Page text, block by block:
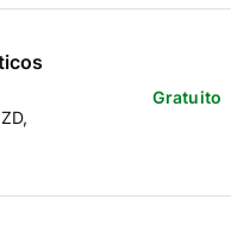
Gratuito